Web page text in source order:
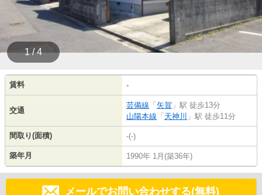
1 / 4
賃料 -
交通
芸備線 「 矢賀 」駅 徒歩13分
山陽本線 「 天神川 」駅 徒歩11分
間取り(面積) -(-)
築年月 1990年 1月(築36年)
メールでお問い合わせする(無料)